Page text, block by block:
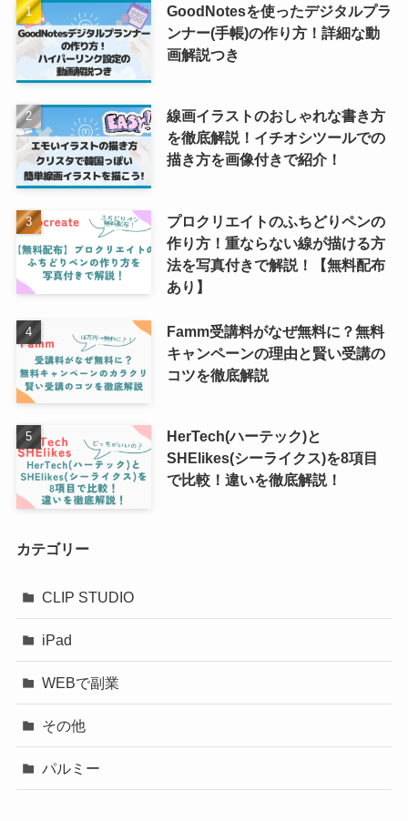
GoodNotesを使ったデジタルプラ
ンナー(手帳)の作り方！詳細な動
画解説つき
線画イラストのおしゃれな書き方
を徹底解説！イチオシツールでの
描き方を画像付きで紹介！
プロクリエイトのふちどりペンの
作り方！重ならない線が描ける方
法を写真付きで解説！【無料配布
あり】
Famm受講料がなぜ無料に？無料
キャンペーンの理由と賢い受講の
コツを徹底解説
HerTech(ハーテック)と
SHElikes(シーライクス)を8項目
で比較！違いを徹底解説！
カテゴリー
CLIP STUDIO
iPad
WEBで副業
その他
パルミー